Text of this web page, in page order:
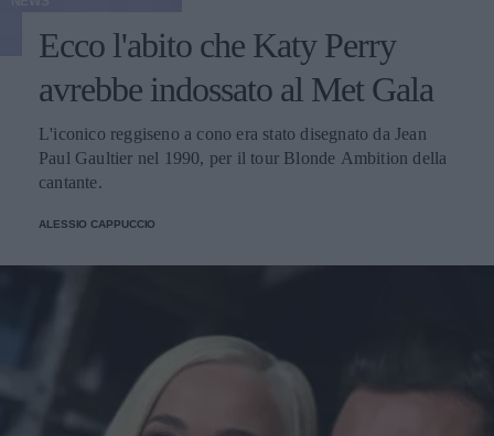
Ecco l'abito che Katy Perry
avrebbe indossato al Met Gala
L'iconico reggiseno a cono era stato disegnato da Jean
Paul Gaultier nel 1990, per il tour Blonde Ambition della
cantante.
ALESSIO CAPPUCCIO